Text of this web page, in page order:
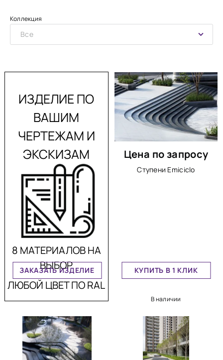
Коллекция
Все
ИЗДЕЛИЕ ПО
ВАШИМ
ЧЕРТЕЖАМ И
ЭКСКИЗАМ
8 МАТЕРИАЛОВ НА
ВЫБОР
ЛЮБОЙ ЦВЕТ ПО RAL
ЗАКАЗАТЬ ИЗДЕЛИЕ
Цена по запросу
Ступени Emiciclo
КУПИТЬ В 1 КЛИК
В наличии